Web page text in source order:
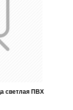
светлая ПВХ